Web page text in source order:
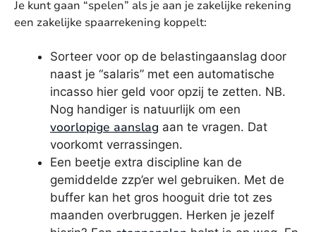
Je kunt gaan “spelen” als je aan je zakelijke rekening
een zakelijke spaarrekening koppelt:
Sorteer voor op de belastingaanslag door
naast je “salaris” met een automatische
incasso hier geld voor opzij te zetten. NB.
Nog handiger is natuurlijk om een
voorlopige aanslag aan te vragen. Dat
voorkomt verrassingen.
Een beetje extra discipline kan de
gemiddelde zzp’er wel gebruiken. Met de
buffer kan het gros hooguit drie tot zes
maanden overbruggen. Herken je jezelf